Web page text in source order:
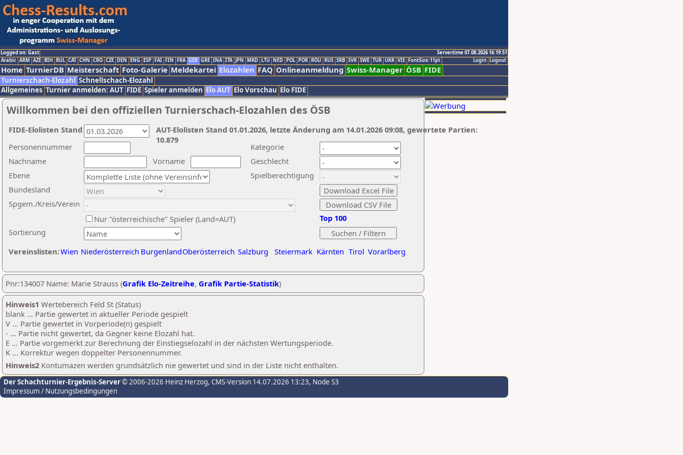
Logged on: Gast
Servertime 07.08.2026 16:19:51
Logout
Login
Arabic ARM AZE BIH BUL CAT CHN CRO CZE DEN ENG ESP FAI FIN FRA GER GRE INA ITA JPN MKD LTU NED POL POR ROU RUS SRB SVK SWE TUR UKR VIE FontSize:11pt
Home TurnierDB Meisterschaft Foto-Galerie Meldekartei Elozahlen FAQ Onlineanmeldung Swiss-Manager ÖSB FIDE
Turnierschach-Elozahl Schnellschach-Elozahl
Allgemeines Turnier anmelden: AUT FIDE Spieler anmelden Elo AUT Elo Vorschau Elo FIDE
Willkommen bei den offiziellen Turnierschach-Elozahlen des ÖSB
Nachname
Vorname
Ebene
Kategorie
Sortierung
Personennummer
Bundesland
Spgem./Kreis/Verein
Geschlecht
Nur "österreichische" Spieler (Land=AUT)
Spielberechtigung
Vereinslisten:Wien Niederösterreich BurgenlandOberösterreich Salzburg Steiermark Kärnten Tirol Vorarlberg
Top 100
AUT-Elolisten Stand 01.01.2026, letzte Änderung am 14.01.2026 09:08, gewertete Partien:
10.879
FIDE-Elolisten Stand
Pnr:134007 Name: Marie Strauss (Grafik Elo-Zeitreihe, Grafik Partie-Statistik)
Hinweis1 Wertebereich Feld St (Status)
blank ... Partie gewertet in aktueller Periode gespielt
V ... Partie gewertet in Vorperiode(n) gespielt
- ... Partie nicht gewertet, da Gegner keine Elozahl hat.
E ... Partie vorgemerkt zur Berechnung der Einstiegselozahl in der nächsten Wertungsperiode.
K ... Korrektur wegen doppelter Personennummer.
Hinweis2 Kontumazen werden grundsätzlich nie gewertet und sind in der Liste nicht enthalten.
Der Schachturnier-Ergebnis-Server© 2006-2026 Heinz Herzog, CMS-Version 14.07.2026 13:23, Node S3
Impressum / Nutzungsbedingungen